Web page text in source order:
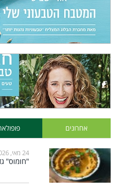
אחרונים
24 מאי, 2026
"חומוס"